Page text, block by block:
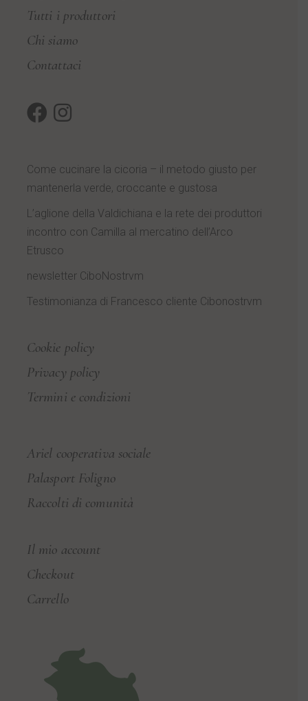
Tutti i produttori
Chi siamo
Contattaci
Come cucinare la cicoria – il metodo giusto per
mantenerla verde, croccante e gustosa
L’aglione della Valdichiana e la rete dei produttori
incontro con Camilla al mercatino dell’Arco
Etrusco
newsletter CiboNostrvm
Testimonianza di Francesco cliente Cibonostrvm
Cookie policy
Privacy policy
Termini e condizioni
Ariel cooperativa sociale
Palasport Foligno
Raccolti di comunità
Il mio account
Checkout
Carrello